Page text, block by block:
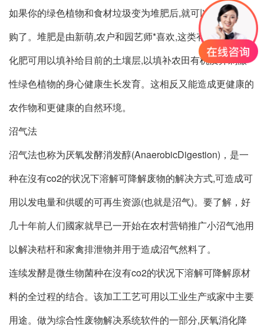
如果你的绿色植物和食材垃圾变为堆肥后,就可以供顾客选
购了。堆肥是由新萌,农户和园艺师*喜欢,这类有机质充裕的
化肥可用以填补给目前的土壤层,以填补农田有机质并刺激
性绿色植物的身心健康生长发育。这相反又能造成更健康的
农作物和更健康的自然环境。
沼气法
沼气法也称为厌氧发酵消发醇(AnaerobicDigestion)，是一
种在沒有co2的状况下溶解可降解废物的解决方式,可造成可
用以发电量和供暖的可再生资源(也就是沼气)。要了解，好
几十年前人们國家就早已一开始在农村营销推广小沼气池用
以解决秸杆和家禽排泄物并用于造成沼气然料了。
连续发酵是微生物菌种在沒有co2的状况下溶解可降解原材
料的全过程的结合。该加工工艺可用以工业生产或家中主要
用途。做为综合性废物解决系统软件的一部分,厌氧消化降